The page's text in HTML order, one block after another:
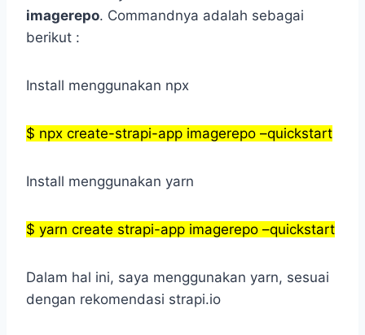
imagerepo. Commandnya adalah sebagai
berikut :
Install menggunakan npx
$ npx create-strapi-app imagerepo –quickstart
Install menggunakan yarn
$ yarn create strapi-app imagerepo –quickstart
Dalam hal ini, saya menggunakan yarn, sesuai
dengan rekomendasi strapi.io